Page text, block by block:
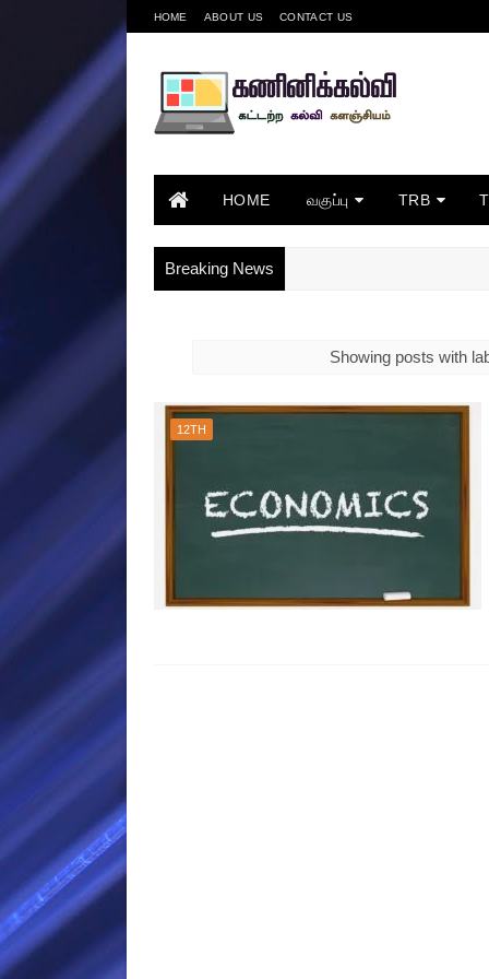
HOME ABOUT US CONTACT US
HOME வகுப்பு TRB
Breaking News
Showing posts with
12TH